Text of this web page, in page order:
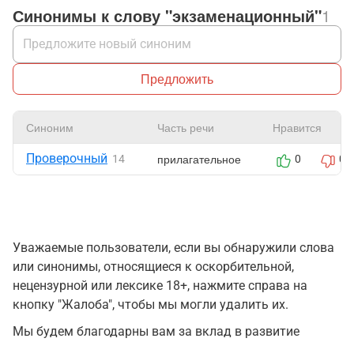
Синонимы к слову "экзаменационный"1
Предложить
Синоним Часть речи Нравится
Проверочный 14 прилагательное 0 0
Уважаемые пользователи, если вы обнаружили слова
или синонимы, относящиеся к оскорбительной,
нецензурной или лексике 18+, нажмите справа на
кнопку "Жалоба", чтобы мы могли удалить их.
Мы будем благодарны вам за вклад в развитие